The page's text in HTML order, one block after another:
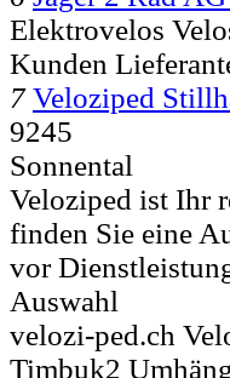
Elektrovelos
Kunden
7 Veloziped
9245
Sonnental
Veloziped ist Ihr
finden Sie eine
vor
Auswahl
velozi-ped.ch
Timbuk2